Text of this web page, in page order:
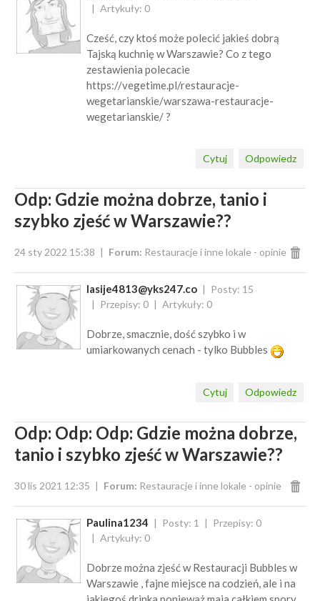
Artykuły: 0
Cześć, czy ktoś może polecić jakieś dobrą
Tajską kuchnię w Warszawie? Co z tego
zestawienia polecacie
https://vegetime.pl/restauracje-
wegetarianskie/warszawa-restauracje-
wegetarianskie/ ?
Odpowiedz
Cytuj
Odp: Gdzie można dobrze, tanio i
szybko zjeść w Warszawie??
24 sty 2022 15:38 Forum: Restauracje i inne lokale - opinie
lasije4813@yks247.co
Posty: 15
Przepisy: 0
Artykuły: 0
Dobrze, smacznie, dość szybko i w
umiarkowanych cenach - tylko Bubbles
Odpowiedz
Cytuj
Odp: Odp: Odp: Gdzie można dobrze,
tanio i szybko zjeść w Warszawie??
30 lis 2021 12:35 Forum: Restauracje i inne lokale - opinie
Paulina1234 Posty: 1
Przepisy: 0
Artykuły: 0
Dobrze można zjeść w Restauracji Bubbles w
Warszawie , fajne miejsce na codzień, ale i na